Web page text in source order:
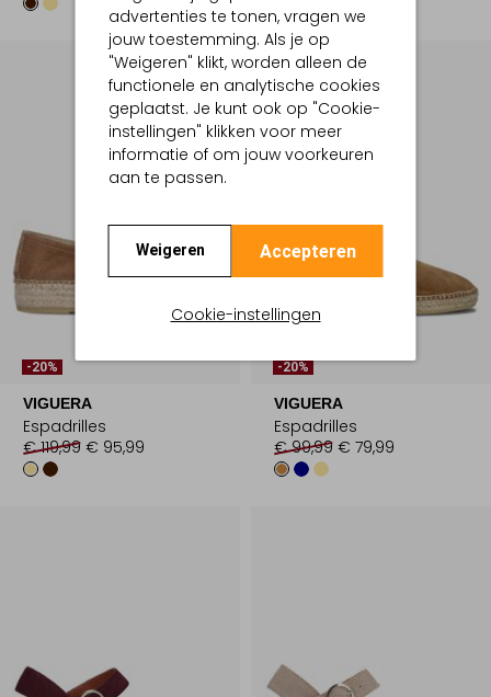
advertenties te tonen, vragen we
jouw toestemming. Als je op
"Weigeren" klikt, worden alleen de
functionele en analytische cookies
geplaatst. Je kunt ook op "Cookie-
instellingen" klikken voor meer
informatie of om jouw voorkeuren
aan te passen.
Weigeren Accepteren
Cookie-instellingen
-20%
VIGUERA
Espadrilles
€ 119,99 € 95,99
-20%
VIGUERA
Espadrilles
€ 99,99 € 79,99